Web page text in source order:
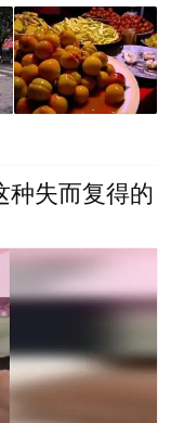
种失而复得的